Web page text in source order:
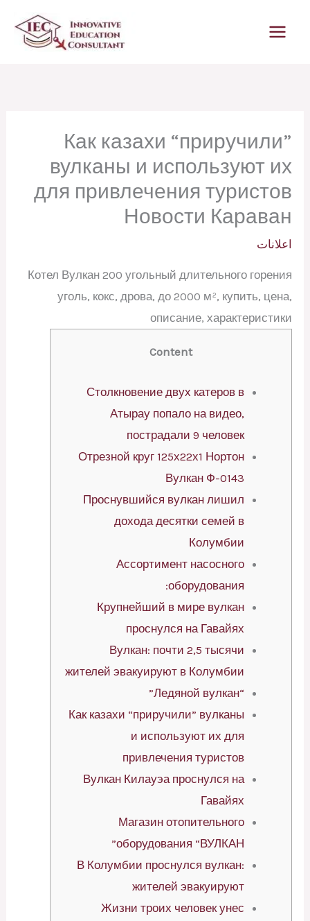
Как казахи “приручили”
вулканы и используют их
для привлечения туристов
Новости Караван
اعلانات
Котел Вулкан 200 угольный длительного горения
уголь, кокс, дрова, до 2000 м², купить, цена,
описание, характеристики
Content
Столкновение двух катеров в
Атырау попало на видео,
пострадали 9 человек
Отрезной круг 125х22х1 Нортон
Вулкан Ф-0143
Проснувшийся вулкан лишил
дохода десятки семей в
Колумбии
Ассортимент насосного
оборудования:
Крупнейший в мире вулкан
проснулся на Гавайях
Вулкан: почти 2,5 тысячи
жителей эвакуируют в Колумбии
“Ледяной вулкан”
Как казахи “приручили” вулканы
и используют их для
привлечения туристов
Вулкан Килауэа проснулся на
Гавайях
Магазин отопительного
оборудования “ВУЛКАН”
В Колумбии проснулся вулкан:
жителей эвакуируют
Жизни троих человек унес